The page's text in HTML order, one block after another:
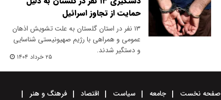
حمایت از تجاوز اسرائیل
۱۳ نفر در استان گلستان به علت تشویش اذهان
عمومی و همراهی با رژیم صهیونیستی شناسایی
و دستگیر شدند.
۲۵ خرداد ۱۴۰۴
صفحه نخست جامعه سیاست اقتصاد
فرهنگ و هنر